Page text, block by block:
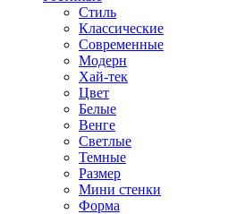
Стиль
Классические
Современные
Модерн
Хай-тек
Цвет
Белые
Венге
Светлые
Темные
Размер
Мини стенки
Форма